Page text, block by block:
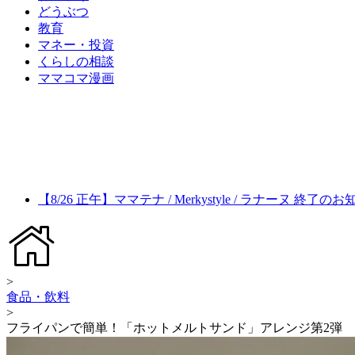
どうぶつ
教育
マネー・投資
くらしの相談
ママコマ漫画
【8/26 正午】ママテナ / Merkystyle / ラナーヌ 終了のお
>
食品・飲料
>
フライパンで簡単！「ホットメルトサンド」アレンジ第2弾